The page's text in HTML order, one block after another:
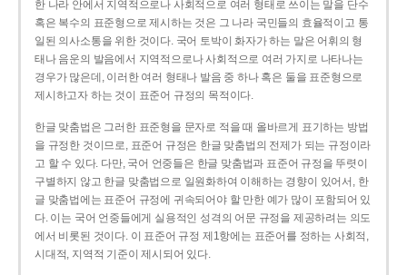
한 나라 안에서 지역적으로나 사회적으로 여러 형태로 쓰이는 말을 단수
혹은 복수의 표준형으로 제시하는 것은 그 나라 국민들의 효율적이고 통
일된 의사소통을 위한 것이다. 국어 토박이 화자가 하는 말은 어휘의 형
태나 음운의 발음에서 지역적으로나 사회적으로 여러 가지로 나타나는
경우가 많은데, 이러한 여러 형태나 발음 중 하나 혹은 둘을 표준형으로
제시하고자 하는 것이 표준어 규정의 목적이다.
한글 맞춤법은 그러한 표준형을 문자로 적을 때 올바르게 표기하는 방법
을 규정한 것이므로, 표준어 규정은 한글 맞춤법의 전제가 되는 규정이라
고 할 수 있다. 다만, 국어 언중들은 한글 맞춤법과 표준어 규정을 뚜렷이
구별하지 않고 한글 맞춤법으로 일원화하여 이해하는 경향이 있어서, 한
글 맞춤법에는 표준어 규정에 귀속되어야 할 만한 예가 많이 포함되어 있
다. 이는 국어 언중들에게 실용적인 성격의 어문 규정을 제공하려는 의도
에서 비롯된 것이다. 이 표준어 규정 제1항에는 표준어를 정하는 사회적,
시대적, 지역적 기준이 제시되어 있다.